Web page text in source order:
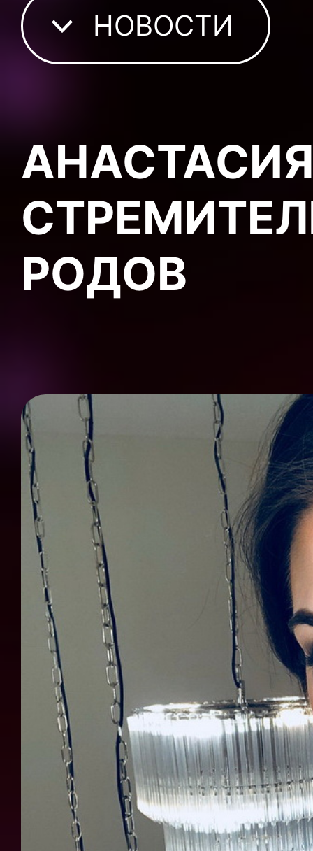
НОВОСТИ
РОДОВ